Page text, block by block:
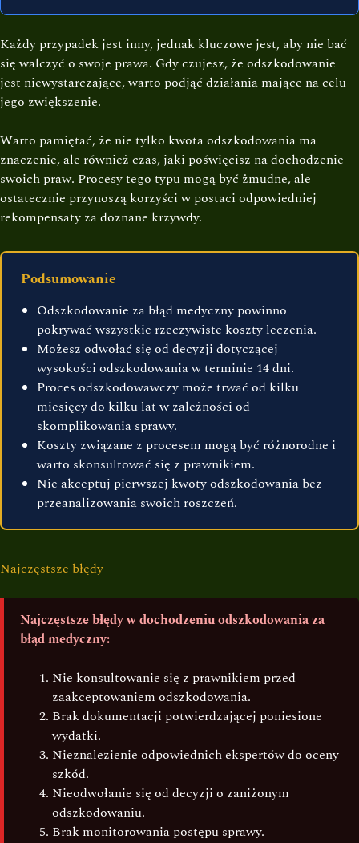
Każdy przypadek jest inny, jednak kluczowe jest, aby nie bać
się walczyć o swoje prawa. Gdy czujesz, że odszkodowanie
jest niewystarczające, warto podjąć działania mające na celu
jego zwiększenie.
Warto pamiętać, że nie tylko kwota odszkodowania ma
znaczenie, ale również czas, jaki poświęcisz na dochodzenie
swoich praw. Procesy tego typu mogą być żmudne, ale
ostatecznie przynoszą korzyści w postaci odpowiedniej
rekompensaty za doznane krzywdy.
Podsumowanie
Odszkodowanie za błąd medyczny powinno
pokrywać wszystkie rzeczywiste koszty leczenia.
Możesz odwołać się od decyzji dotyczącej
wysokości odszkodowania w terminie 14 dni.
Proces odszkodowawczy może trwać od kilku
miesięcy do kilku lat w zależności od
skomplikowania sprawy.
Koszty związane z procesem mogą być różnorodne i
warto skonsultować się z prawnikiem.
Nie akceptuj pierwszej kwoty odszkodowania bez
przeanalizowania swoich roszczeń.
Najczęstsze błędy
Najczęstsze błędy w dochodzeniu odszkodowania za
błąd medyczny:
Nie konsultowanie się z prawnikiem przed
zaakceptowaniem odszkodowania.
Brak dokumentacji potwierdzającej poniesione
wydatki.
Nieznalezienie odpowiednich ekspertów do oceny
szkód.
Nieodwołanie się od decyzji o zaniżonym
odszkodowaniu.
Brak monitorowania postępu sprawy.